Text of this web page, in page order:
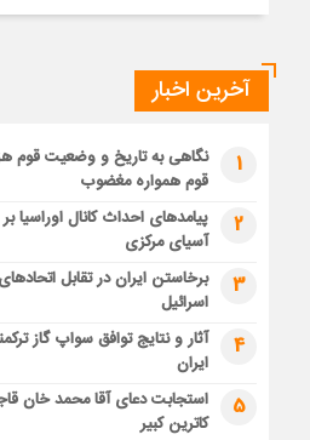
آخرین اخبار
1
نگاهی به تاریخ و وضعیت قوم
قوم همواره مغضوب
2
پیامدهای احداث کانال اوراسیا
آسیای مرکزی
3
برخاستن ایران در تقابل
اسرائیل
4
آثار و نتایج توافق سواپ گاز
ایران
5
استجابت دعای آقا محمد خان
کاترین کبیر